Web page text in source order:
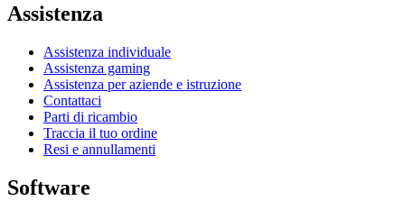
Assistenza
Assistenza individuale
Assistenza gaming
Assistenza per aziende e istruzione
Contattaci
Parti di ricambio
Traccia il tuo ordine
Resi e annullamenti
Software